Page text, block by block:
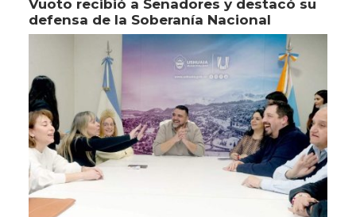
Vuoto recibió a Senadores y destacó su
defensa de la Soberanía Nacional